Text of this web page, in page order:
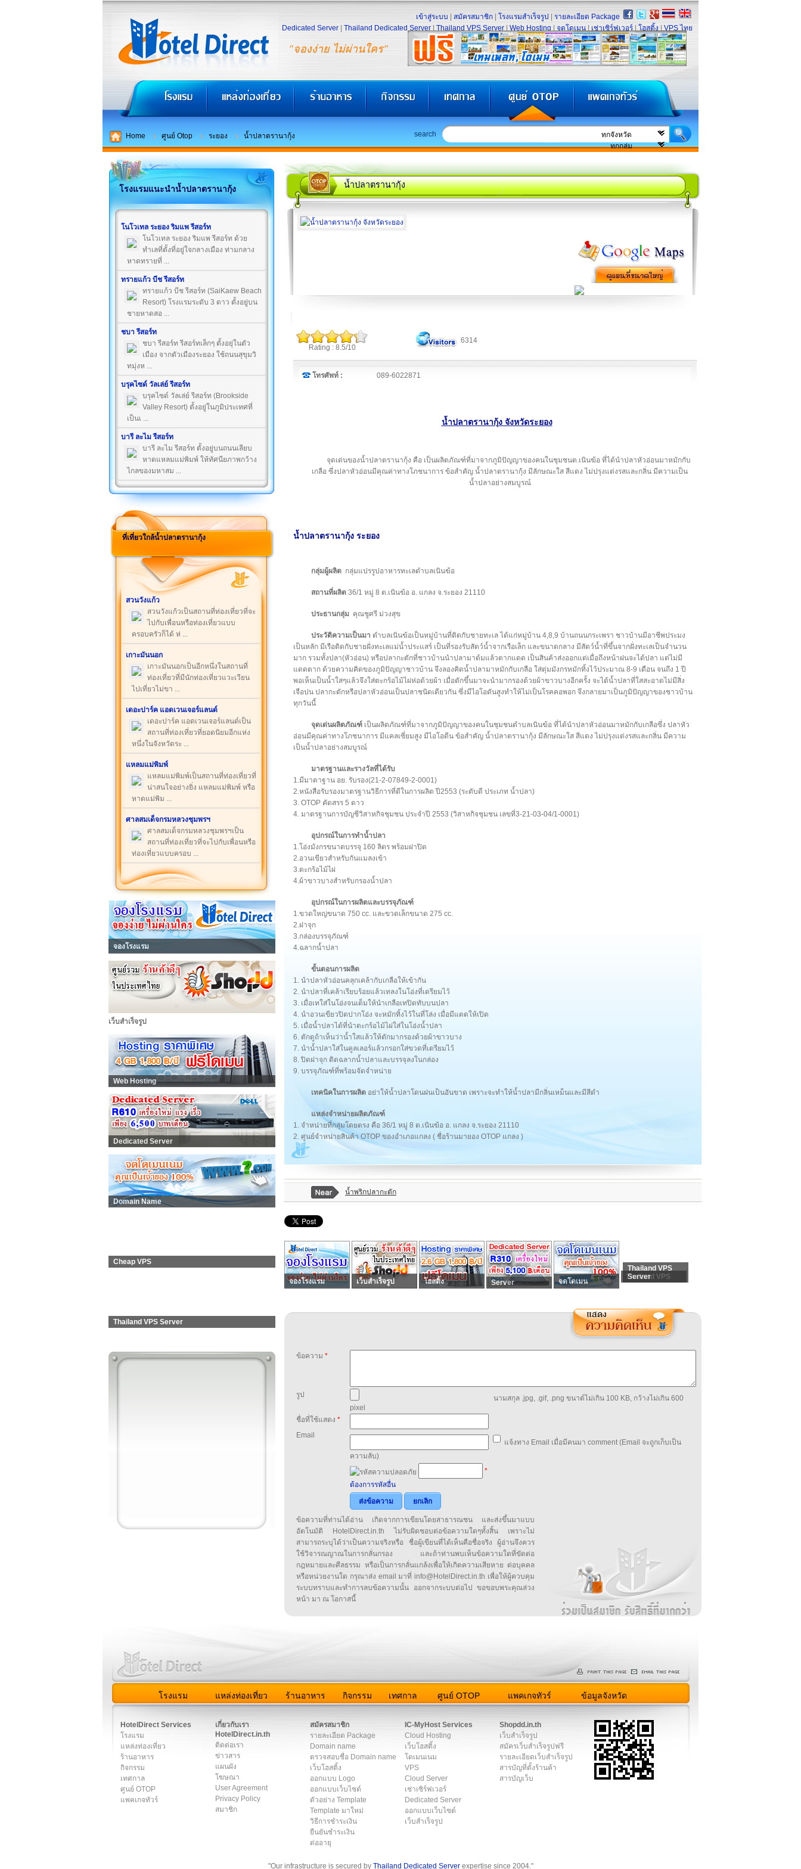
"จองง่าย ไม่ผ่านใคร"
เข้าสู่ระบบ สมัครสมาชิก โรงแรมสำเร็จรูป
รายละเอียด Package
Dedicated Server
Thailand Dedicated Server Thailand VPS Server Web Hosting จดโดเมน เช่าเซิร์ฟเวอร์ โฮสติ้ง VPS ไทย
Home ศูนย์ Otop ระยอง น้ำปลาตรานากุ้ง search
โรงแรมแนะนำน้ำปลาตรานากุ้ง
โนโวเทล ระยอง ริมแพ รีสอร์ท
โนโวเทล ระยอง ริมแพ รีสอร์ท ด้วย
ทำเลที่ตั้งที่อยู่ใจกลางเมือง ท่ามกลาง
หาดทรายที่ ...
ทรายแก้ว บีช รีสอร์ท
ทรายแก้ว บีช รีสอร์ท (SaiKaew Beach
Resort) โรงแรมระดับ 3 ดาว ตั้งอยู่บน
ชายหาดสอ ...
ชบา รีสอร์ท
ชบา รีสอร์ท รีสอร์ทเล็กๆ ตั้งอยุ่ในตัว
เมือง จากตัวเมืองระยอง ใช้ถนนสุขุมวิ
ทมุ่งห ...
บรุคไซด์ วัลเล่ย์ รีสอร์ท
บรุคไซด์ วัลเล่ย์ รีสอร์ท (Brookside
Valley Resort) ตั้งอยู่ในภูมิประเทศที่
เป็นเ ...
บารี ละไม รีสอร์ท
บารี ละไม รีสอร์ท ตั้งอยู่บนถนนเลียบ
หาดแหลมแม่พิมพ์ ให้ทัศนียภาพกว้าง
ไกลของมหาสม ...
ที่เที่ยวใกล้น้ำปลาตรานากุ้ง
สวนวังแก้ว
สวนวังแก้วเป็นสถานที่ท่องเที่ยวที่จะ
ไปกับเพื่อนหรือท่องเที่ยวแบบ
ครอบครัวก็ได้ ห่ ...
เกาะมันนอก
เกาะมันนอกเป็นอีกหนึ่งในสถานที่
ท่องเที่ยวที่มีนักท่องเที่ยวแวะเวียน
ไปเที่ยวไม่ขา ...
เดอะปาร์ค แอดเวนเจอร์แลนด์
เดอะปาร์ค แอดเวนเจอร์แลนด์เป็น
สถานที่ท่องเที่ยวที่ยอดนิยมอีกแห่ง
หนึ่งในจังหวัดระ ...
แหลมแม่พิมพ์
แหลมแม่พิมพ์เป็นสถานที่ท่องเที่ยวที่
น่าสนใจอย่างยิ่ง แหลมแม่พิมพ์ หรือ
หาดแม่พิม ...
ศาลสมเด็จกรมหลวงชุมพรฯ
ศาลสมเด็จกรมหลวงชุมพรฯเป็น
สถานที่ท่องเที่ยวที่จะไปกับเพื่อนหรือ
ท่องเที่ยวแบบครอบ ...
จองโรงแรม
เว็บสำเร็จรูป
Web Hosting
Dedicated Server
Domain Name
Cheap VPS
Thailand VPS Server
น้ำปลาตรานากุ้ง
Rating : 8.5/10
6314
โทรศัพท์ : 089-6022871
น้ำปลาตรานากุ้ง จังหวัดระยอง
จุดเด่นของน้ำปลาตรานากุ้ง คือ เป็นผลิตภัณฑ์ที่มาจากภูมิปัญญาของคนในชุมชนต.เนินฆ้อ ที่ได้นำปลาหัวอ่อนมาหมักกับ
เกลือ ซึ่งปลาหัวอ่อนมีคุณค่าทางโภชนาการ ข้อสำคัญ น้ำปลาตรานากุ้ง มีลักษณะใส สีแดง ไม่ปรุงแต่งรสและกลิ่น มีความเป็น
น้ำปลาอย่างสมบูรณ์
น้ำปลาตรานากุ้ง ระยอง
กลุ่มผู้ผลิต กลุ่มแปรรูปอาหารทะเลตำบลเนินฆ้อ
สถานที่ผลิต 36/1 หมู่ 8 ต.เนินฆ้อ อ. แกลง จ.ระยอง 21110
ประธานกลุ่ม คุณชูศรี ม่วงสุข
ประวัติความเป็นมา ตำบลเนินฆ้อเป็นหมู่บ้านที่ติตกับชายทะเล ได้แก่หมู่บ้าน 4,8,9 บ้านถนนกระเพรา ชาวบ้านมีอาชีพประมง
เป็นหลัก มีเรือติดกับชายฝั่งทะเลแม่น้ำประแสร์ เป็นที่รองรับสัตว์น้ำจากเรือเล็ก และขนาดกลาง มีสัตว์น้ำที่ขึ้นจากฝั่งทะเลเป็นจำนวน
มาก รวมทั้งปลา(หัวอ่อน) หรือปลากะตักที่ชาวบ้านนำปลามาต้มแล้วตากแดด เป็นสินค้าส่งออกแต่เมื่อถึงหน้าฝนจะได้ปลา แต่ไม่มี
แดดตาก ด้วยความคิดของภูมิปัญญาชาวบ้าน จึงลองคิดน้ำปลามาหมักกับเกลือ ใส่ตุ่มมังกรหมักทิ้งไว้ประมาณ 8-9 เดือน จนถึง 1 ปี
พอเห็นเป็นน้ำใสๆแล้วจึงใส่ตะกร้อไม้ไผ่ห่อด้วยผ้า เมื่อตักขึ้นมาจะนำมากรองด้วยผ้าขาวบางอีกครั้ง จะได้น้ำปลาที่ใสสะอาดไม่มีสิ่ง
เจือปน ปลากะตักหรือปลาหัวอ่อนเป็นปลาชนิดเดียวกัน ซึ่งมีไอโอดันสูงทำให้ไม่เป็นโรคคอพอก จึงกลายมาเป็นภูมิปัญญาของชาวบ้าน
ทุกวันนี้
จุดเด่นผลิตภัณฑ์ เป็นผลิตภัณฑ์ที่มาจากภูมิปัญญาของคนในชุมชนตำบลเนินฆ้อ ที่ได้นำปลาหัวอ่อนมาหมักกับเกลือซึ่ง ปลาหัว
อ่อนมีคุณค่าทางโภชนาการ มีแคลเซี่ยมสูง มีไอโอดีน ข้อสำคัญ น้ำปลาตรานากุ้ง มีลักษณะใส สีแดง ไม่ปรุงแต่งรสและกลิ่น มีความ
เป็นน้ำปลาอย่างสมบูรณ์
มาตรฐานและรางวัลที่ได้รับ
1.มีมาตาฐาน อย. รับรอง(21-2-07849-2-0001)
2.หนังสือรับรองมาตรฐานวิธีการที่ดีในการผลิต ปี2553 (ระดับดี ประเภท น้ำปลา)
3. OTOP คัดสรร 5 ดาว
4. มาตรฐานการบัญชีวิสาหกิจชุมชน ประจำปี 2553 (วิสาหกิจชุมชน เลขที่3-21-03-04/1-0001)
อุปกรณ์ในการทำน้ำปลา
1.โอ่งมังกรขนาดบรรจุ 160 ลิตร พร้อมฝาปิด
2.อวนเขียวสำหรับกันแมลงเข้า
3.ตะกร้อไม้ไผ่
4.ผ้าขาวบางสำหรับกรองน้ำปลา
อุปกรณ์ในการผลิตและบรรจุภัณฑ์
1.ขวดใหญ่ขนาด 750 cc. และขวดเล็กขนาด 275 cc.
2.ฝาจุก
3.กล่องบรรจุภัณฑ์
4.ฉลากน้ำปลา
ขั้นตอนการผลิต
1. นำปลาหัวอ่อนคลุกเคล้ากับเกลือให้เข้ากัน
2. นำปลาที่เคล้าเรียบร้อยแล้วเทลงในโอ่งที่เตรียมไว้
3. เมื่อเทใส่ในโอ่งจนเต็มให้นำเกลือเทปิดทับบนปลา
4. นำอวนเขียวปิดปากโอ่ง จะหมักทิ้งไว้ในที่โล่ง เมื่อมีแดดให้เปิด
5. เมื่อน้ำปลาได้ที่นำตะกร้อไม้ไผ่ใส่ในโอ่งน้ำปลา
6. ตักดูถ้าเห็นว่าน้ำใสแล้วให้ตักมากรองด้วยผ้าขาวบาง
7. นำน้ำปลาใส่ในคูลเลอร์แล้วกรอกใส่ขวดที่เตรียมไว้
8. ปิดฝาจุก ติดฉลากน้ำปลาและบรรจุลงในกล่อง
9. บรรจุภัณฑ์ที่พร้อมจัดจำหน่าย
เทคนิคในการผลิต อย่าให้น้ำปลาโดนฝนเป็นอันขาด เพราะจะทำให้น้ำปลามีกลิ่นเหม็นและมีสีดำ
แหล่งจำหน่ายผลิตภัณฑ์
1. จำหน่ายที่กลุ่มโดยตรง คือ 36/1 หมู่ 8 ต.เนินฆ้อ อ. แกลง จ.ระยอง 21110
2. ศูนย์จำหน่ายสินค้า OTOP ของอำเภอแกลง ( ชื่อร้านมายอง OTOP แกลง )
น้ำพริกปลากะตัก
จองโรงแรม เว็บสำเร็จรูป โฮสติ้ง Server จดโดเมน
Thailand VPS
Thailand VPS
Server
ข้อความ *
รูป
นามสกุล .jpg, .gif, .png ขนาด์ไม่เกิน 100 KB, กว้างไม่เกิน 600
pixel
ชื่อที่ใช้แสดง *
Email
แจ้งทาง Email เมื่อมีคนมา comment (Email จะถูกเก็บเป็น
ความลับ)
*
ต้องการรหัสอื่น
ส่งข้อความ
ยกเลิก
ข้อความที่ท่านได้อ่าน เกิดจากการเขียนโดยสาธารณชน และส่งขึ้นมาแบบ
อัตโนมัติ HotelDirect.in.th ไม่รับผิดชอบต่อข้อความใดๆทั้งสิ้น เพราะไม่
สามารถระบุได้ว่าเป็นความจริงหรือ ชื่อผู้เขียนที่ได้เห็นคือชื่อจริง ผู้อ่านจึงควร
ใช้วิจารณญาณในการกลั่นกรอง และถ้าท่านพบเห็นข้อความใดที่ขัดต่อ
กฎหมายและศีลธรรม หรือเป็นการกลั่นแกล้งเพื่อให้เกิดความเสียหาย ต่อบุคคล
หรือหน่วยงานใด กรุณาส่ง email มาที่ info@HotelDirect.in.th เพื่อให้ผู้ควบคุม
ระบบทราบและทำการลบข้อความนั้น ออกจากระบบต่อไป ขอขอบพระคุณล่วง
หน้า มา ณ โอกาสนี้
โรงแรม แหล่งท่องเที่ยว ร้านอาหาร กิจกรรม เทศกาล ศูนย์ OTOP แพคเกจทัวร์ ข้อมูลจังหวัด
HotelDirect Services
โรงแรม
แหล่งท่องเที่ยว
ร้านอาหาร
กิจกรรม
เทศกาล
ศูนย์ OTOP
แพคเกจทัวร์
เกี่ยวกับเรา
HotelDirect.in.th
ติดต่อเรา
ข่าวสาร
แผนผัง
โฆษณา
User Agreement
Privacy Policy
สมาชิก
สมัครสมาชิก
รายละเอียด Package
Domain name
ตรวจสอบชื่อ Domain name
เว็บโฮสติ้ง
ออกแบบ Logo
ออกแบบเว็บไซต์
ตัวอย่าง Template
Template มาใหม่
วิธีการชำระเงิน
ยืนยันชำระเงิน
ต่ออายุ
IC-MyHost Services
Cloud Hosting
เว็บโฮสติ้ง
โดเมนเนม
VPS
Cloud Server
เช่าเซิร์ฟเวอร์
Dedicated Server
ออกแบบเว็บไซต์
เว็บสำเร็จรูป
Shopdd.in.th
เว็บสำเร็จรูป
สมัครเว็บสำเร็จรูปฟรี
รายละเอียดเว็บสำเร็จรูป
สารบัญที่ตั้งร้านค้า
สารบัญเว็บ
"Our infrastructure is secured by Thailand Dedicated Serverexpertise since 2004."